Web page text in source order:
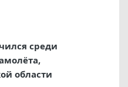
среди
области